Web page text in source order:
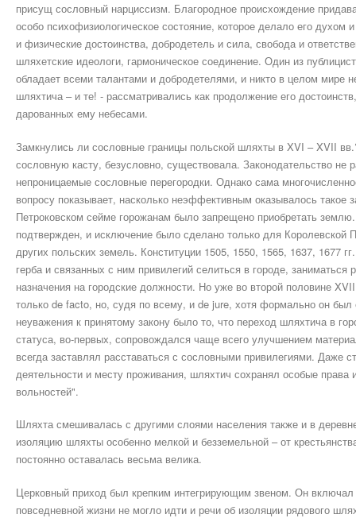
присущ сословный нарциссизм. Благородное происхождение
особо психофизиологическое состояние, которое делало его
и физические достоинства, добродетель и сила, свобода и
шляхетские идеологи, гармоническое соединение. Один из
обладает всеми талантами и добродетелями, и никто в целом мире
шляхтича – и те! - рассматривались как продолжение его
дарованных ему небесами.
Замкнулись ли сословные границы польской шляхты в XVI – XVII
сословную касту, безусловно, существовала. Законодательство не
непроницаемые сословные перегородки. Однако сама
вопросу показывает, насколько неэффективным оказывалось такое
Петроковском сейме горожанам было запрещено приобретать
подтвержден, и исключение было сделано только для Королевской
других польских земель. Конституции 1505, 1550, 1565, 1637, 1677
герба и связанных с ним привилегий селиться в городе,
назначения на городские должности. Но уже во второй половине
только de facto, но, судя по всему, и de jure, хотя формально он
неуважения к принятому закону было то, что переход шляхтича в
статуса, во-первых, сопровождался чаще всего улучшением
всегда заставлял расставаться с сословными привилегиями. Даже
деятельности и месту проживания, шляхтич сохранял особые права
вольностей".
Шляхта смешивалась с другими слоями населения также и в
изоляцию шляхты особенно мелкой и безземельной – от
постоянно оставалась весьма велика.
Церковный приход был крепким интегрирующим звеном. Он
повседневной жизни не могло идти и речи об изоляции рядового